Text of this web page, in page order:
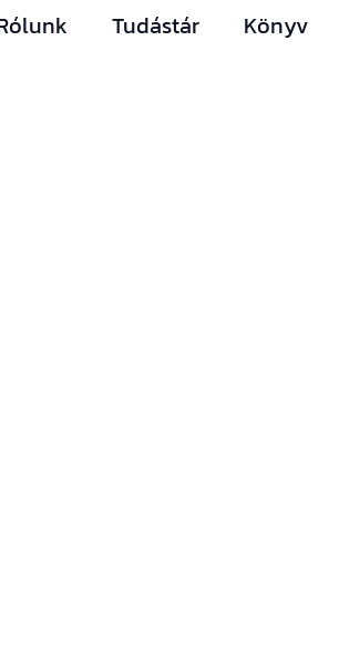
Tudástár Könyv